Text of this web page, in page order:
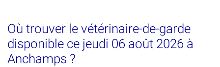
Où trouver le vétérinaire-de-garde
disponible ce jeudi 06 août 2026 à
Anchamps ?